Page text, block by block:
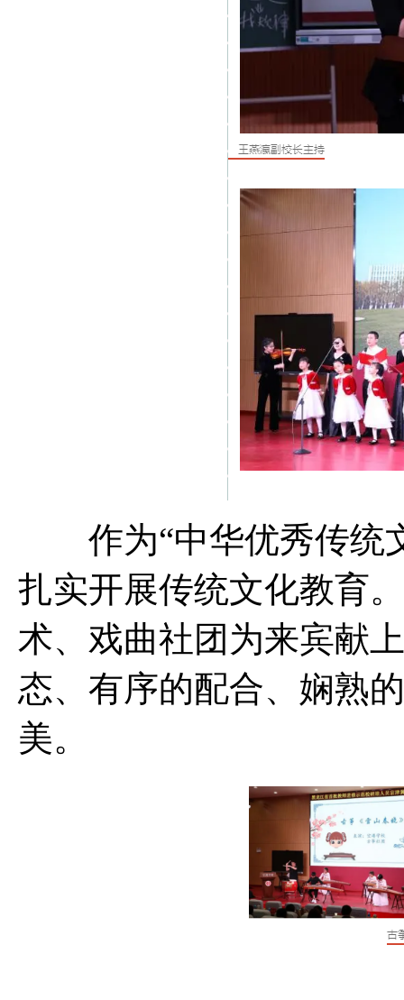
作为“中华优秀传统
扎实开展传统文化教育
术、戏曲社团为来宾献
态、有序的配合、娴熟
美。